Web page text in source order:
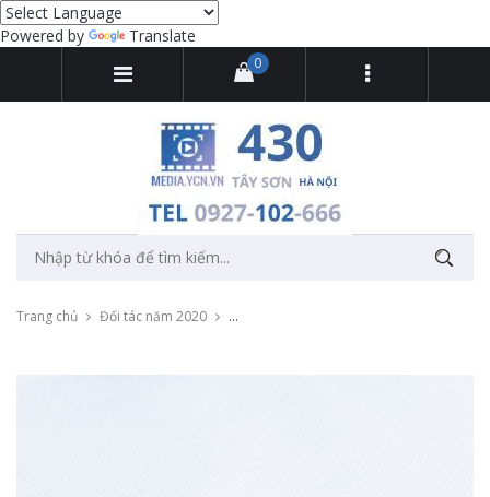
Powered by Translate
0
Trang chủ Đối tác năm 2020 Chụp ảnh sản phẩm phím bấm độc đấo